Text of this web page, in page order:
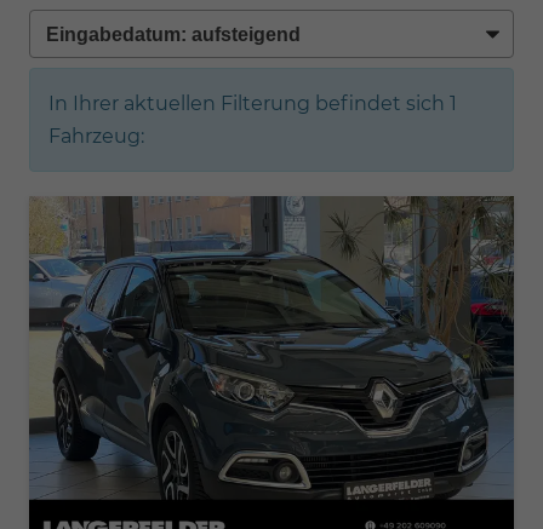
In Ihrer aktuellen Filterung befindet sich 1
Fahrzeug: